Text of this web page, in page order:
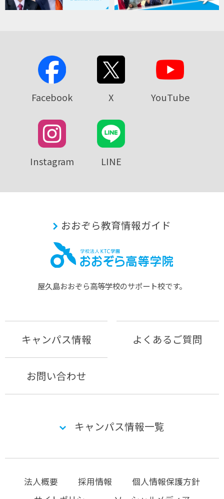
Facebook X YouTube
Instagram LINE
おおぞら教育情報ガイド
屋久島おおぞら⾼等学校のサポート校です。
キャンパス情報 よくあるご質問
お問い合わせ
キャンパス情報一覧
法人概要 採用情報
個人情報保護方針